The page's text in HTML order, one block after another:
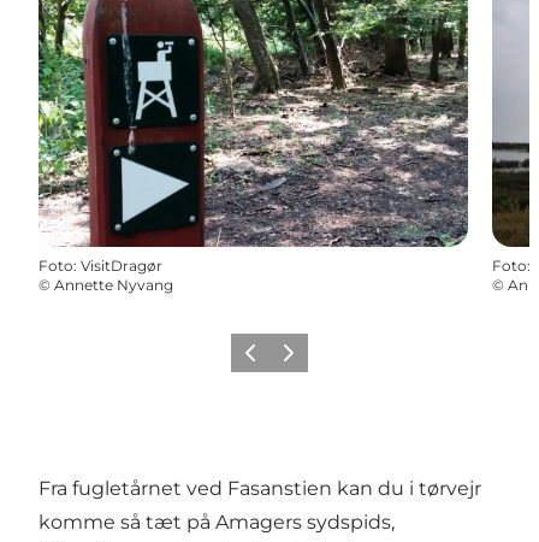
Foto: VisitDragør
© Annette Nyvang
Foto:
©
Forrige billede
Næste billede
Fra fugletårnet ved Fasanstien kan du i tørvejr
komme så tæt på Amagers sydspids,